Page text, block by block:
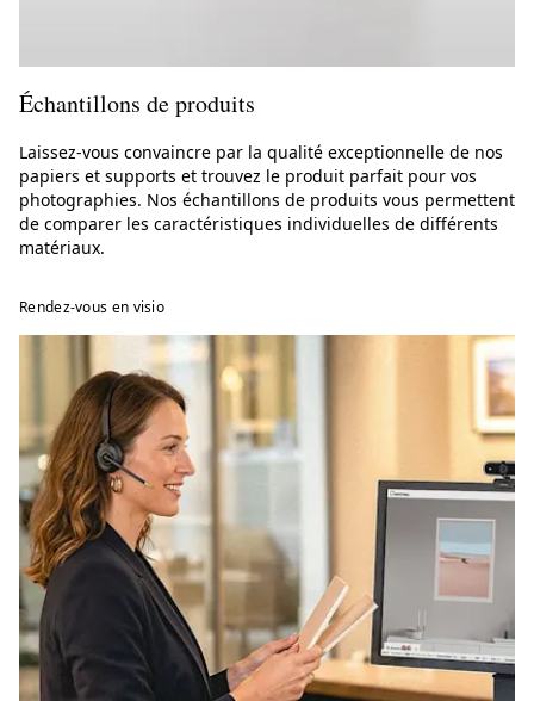
Échantillons de produits
Laissez-vous convaincre par la qualité exceptionnelle de nos
papiers et supports et trouvez le produit parfait pour vos
photographies. Nos échantillons de produits vous permettent
de comparer les caractéristiques individuelles de différents
matériaux.
Rendez-vous en visio